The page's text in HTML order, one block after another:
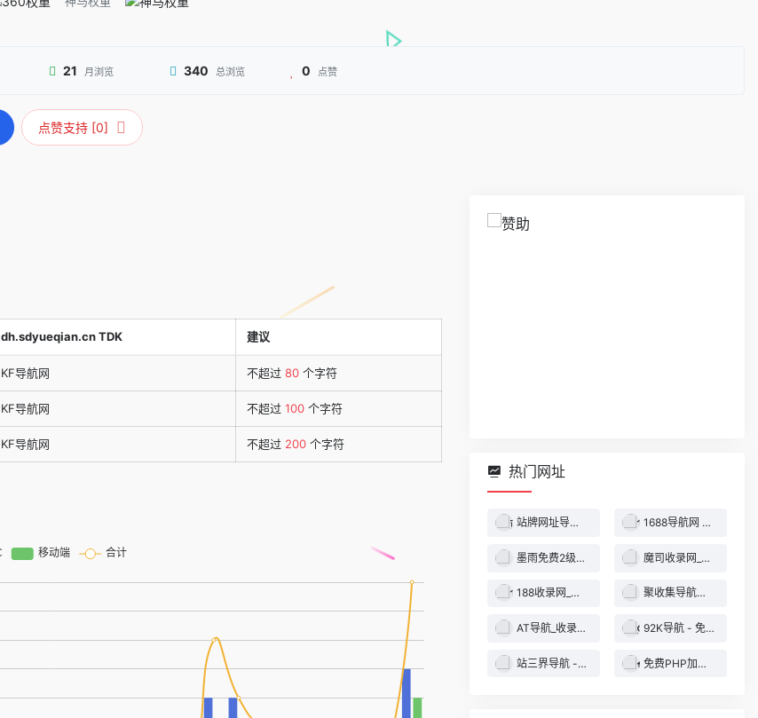
21 月浏览 340 总浏览 0 点赞
点赞支持 [0]
dh.sdyueqian.cn TDK 建议
KF导航网 不超过 80 个字符
KF导航网 不超过 100 个字符
KF导航网 不超过 200 个字符
热门网址
站牌网址导航收录网 | 精选网站导航，自动秒收录服务 - 最全网址收录！ 1688导航网 - 技术导航 - 名站网址 - 名站导航 - 免费外链 - 免费收录网站
墨雨免费2级域名 - 二级域名分发服务平台 魔司收录网_分类目录网_免费网站目录_网站收录_网址提交_免费收录网站
188收录网_网站收录-友情链接交换-网址收录-自动秒收录 聚收集导航网 - 海量分类资源一站式导航
AT导航_收录网_免费收录网站_自动收录网_秒收录 92K导航 - 免费自动秒收录网址导航
站三界导航 - 网站目录,网址提交,分类目录,网站大全,名站导航之家 免费PHP加密系统 - PHP代码加密平台